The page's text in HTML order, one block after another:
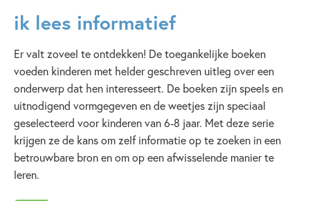
ik lees informatief
Er valt zoveel te ontdekken! De toegankelijke boeken
voeden kinderen met helder geschreven uitleg over een
onderwerp dat hen interesseert. De boeken zijn speels en
uitnodigend vormgegeven en de weetjes zijn speciaal
geselecteerd voor kinderen van 6-8 jaar. Met deze serie
krijgen ze de kans om zelf informatie op te zoeken in een
betrouwbare bron en om op een afwisselende manier te
leren.